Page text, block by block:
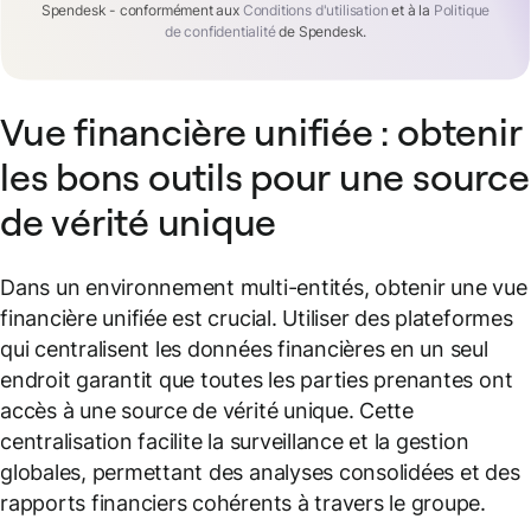
Spendesk - conformément aux Conditions d'utilisation et à la Politique
de confidentialitéde Spendesk.
Vue financière unifiée : obtenir
les bons outils pour une source
de vérité unique
Dans un environnement multi-entités, obtenir une vue
financière unifiée est crucial. Utiliser des plateformes
qui centralisent les données financières en un seul
endroit garantit que toutes les parties prenantes ont
accès à une source de vérité unique. Cette
centralisation facilite la surveillance et la gestion
globales, permettant des analyses consolidées et des
rapports financiers cohérents à travers le groupe.